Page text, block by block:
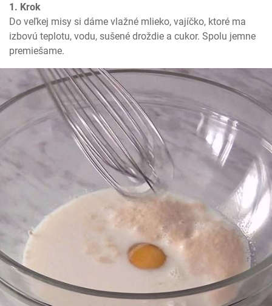
1. Krok
Do veľkej misy si dáme vlažné mlieko, vajíčko, ktoré ma
izbovú teplotu, vodu, sušené droždie a cukor. Spolu jemne
premiešame.